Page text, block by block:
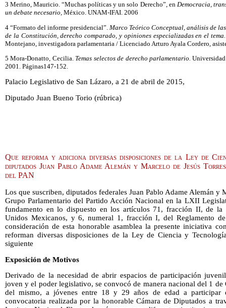
3 Merino, Mauricio. “Muchas políticas y un solo Derecho”, en Democracia,
un debate necesario, México. UNAM-IFAI. 2006
4 “Formato del informe presidencial”. Marco Teórico Conceptual, análisis de
de la Constitución, derecho comparado, y opiniones especializadas en el tema.
Montejano, investigadora parlamentaria / Licenciado Arturo Ayala Cordero,
5 Mora-Donatto, Cecilia. Temas selectos de derecho parlamentario.
2001. Páginas147-152.
Palacio Legislativo de San Lázaro, a 21 de abril de 2015,
Diputado Juan Bueno Torio (rúbrica)
Que reforma y adiciona diversas disposiciones de la Ley de
diputados Juan Pablo Adame Alemán y Marcelo de Jesús
del PAN
Los que suscriben, diputados federales Juan Pablo Adame Alemán y
Grupo Parlamentario del Partido Acción Nacional en la LXII
fundamento en lo dispuesto en los artículos 71, fracción II, de la
Unidos Mexicanos, y 6, numeral 1, fracción I, del Reglamento
consideración de esta honorable asamblea la presente iniciativa
reforman diversas disposiciones de la Ley de Ciencia y
siguiente
Exposición de Motivos
Derivado de la necesidad de abrir espacios de participación
joven y el poder legislativo, se convocó de manera nacional del 1
del mismo, a jóvenes entre 18 y 29 años de edad a participar
convocatoria realizada por la honorable Cámara de Diputados a